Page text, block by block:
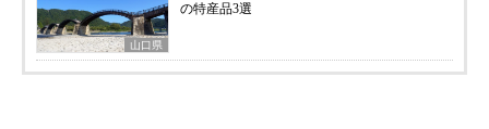
山口県
の特産品3選